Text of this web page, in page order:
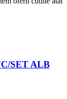
SET ALB